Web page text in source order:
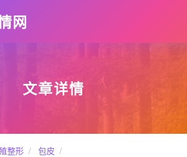
网
文章详情
整形 / 包皮 /